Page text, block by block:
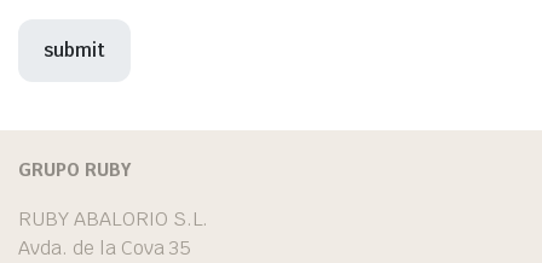
GRUPO RUBY
RUBY ABALORIO S.L.
Avda. de la Cova 35